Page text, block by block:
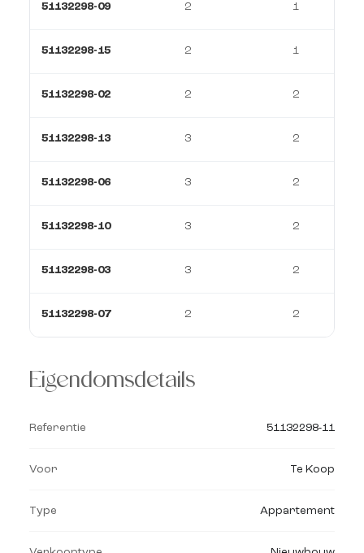
51132298-09 2 1
51132298-15 2 1
51132298-02 2 2
51132298-13 3 2
51132298-06 3 2
51132298-10 3 2
51132298-03 3 2
51132298-07 2 2
Eigendomsdetails
Referentie 51132298-11
Voor Te Koop
Type Appartement